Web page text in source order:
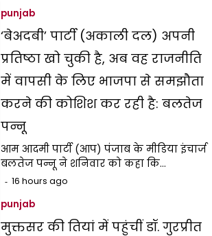
punjab
‘बेअदबी’ पार्टी (अकाली दल) अपनी
प्रतिष्ठा खो चुकी है, अब वह राजनीति
में वापसी के लिए भाजपा से समझौता
करने की कोशिश कर रही है: बलतेज
पन्नू
आम आदमी पार्टी (आप) पंजाब के मीडिया इंचार्ज
बलतेज पन्नू ने शनिवार को कहा कि…
16 hours ago
punjab
मुक्तसर की तियां में पहुंचीं डॉ. गुरप्रीत